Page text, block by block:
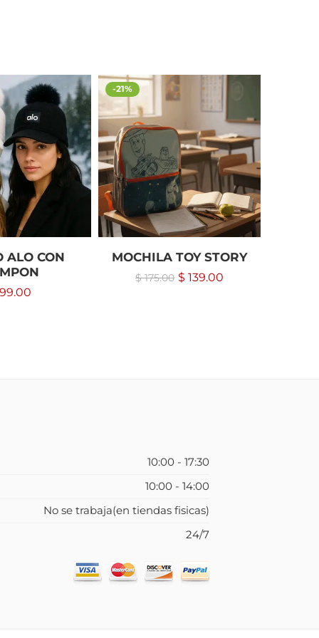
ALO CON
-21%
MOCHILA TOY STORY
$175.00 $ 139.00
10:00 - 17:30
10:00 - 14:00
No se trabaja(en tiendas fisicas)
24/7